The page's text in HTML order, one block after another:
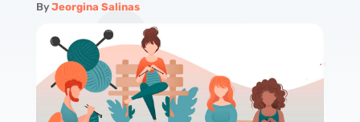
By Jeorgina Salinas